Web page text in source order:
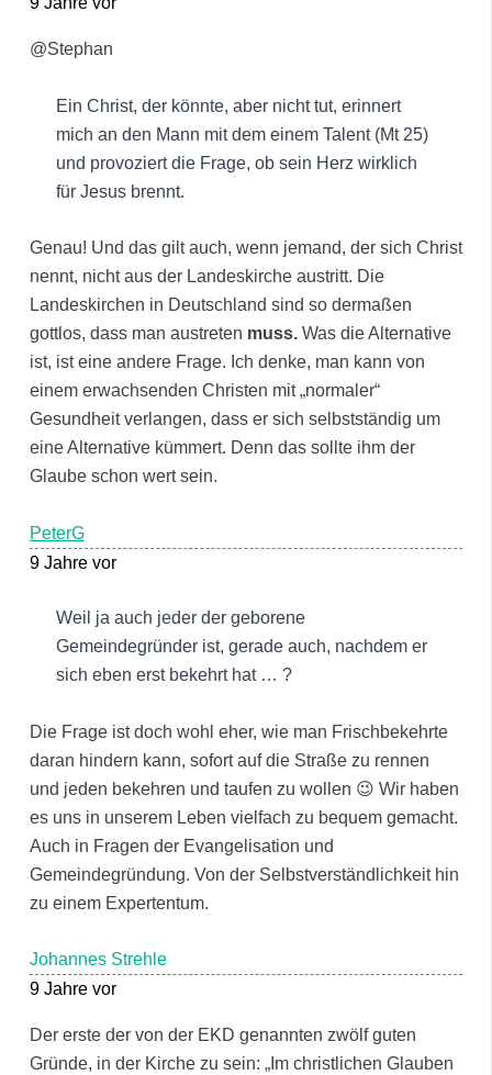
@Stephan
Ein Christ, der könnte, aber nicht tut, erinnert
mich an den Mann mit dem einem Talent (Mt 25)
und provoziert die Frage, ob sein Herz wirklich
für Jesus brennt.
Genau! Und das gilt auch, wenn jemand, der sich Christ
nennt, nicht aus der Landeskirche austritt. Die
Landeskirchen in Deutschland sind so dermaßen
gottlos, dass man austreten muss. Was die Alternative
ist, ist eine andere Frage. Ich denke, man kann von
einem erwachsenden Christen mit „normaler“
Gesundheit verlangen, dass er sich selbstständig um
eine Alternative kümmert. Denn das sollte ihm der
Glaube schon wert sein.
PeterG
9 Jahre vor
Weil ja auch jeder der geborene
Gemeindegründer ist, gerade auch, nachdem er
sich eben erst bekehrt hat … ?
Die Frage ist doch wohl eher, wie man Frischbekehrte
daran hindern kann, sofort auf die Straße zu rennen
und jeden bekehren und taufen zu wollen 😉 Wir haben
es uns in unserem Leben vielfach zu bequem gemacht.
Auch in Fragen der Evangelisation und
Gemeindegründung. Von der Selbstverständlichkeit hin
zu einem Expertentum.
Johannes Strehle
9 Jahre vor
Der erste der von der EKD genannten zwölf guten
Gründe, in der Kirche zu sein: „Im christlichen Glauben